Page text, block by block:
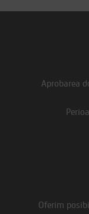
Aprobarea
Oferim